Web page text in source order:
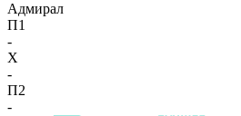
Адмирал
П1
-
X
-
П2
-